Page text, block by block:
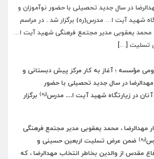
در سال جدید تحصیلی با حضور نوآموزان و
شهید آیت ا… مدرس(ره) برگزار شد . در مراسم
، محمد یعقوبی مدیر مجتمع فرهنگی شهید آیت ا…
تسلیت […]
مؤسسه ؛ آغاز به کار مرکز پیش دبستانی و
در سال جدید تحصیلی با حضور
آنان در زیارتگاه شهید آیت ا… مدرس(ره) برگزار
مهدالرضا ، محمد یعقوبی مدیر مجتمع فرهنگی
(ره) ضمن عرض تسلیت اربعین حسینی و
مقدس از والدین بخاطر انتخاب مهدالرضا ، که